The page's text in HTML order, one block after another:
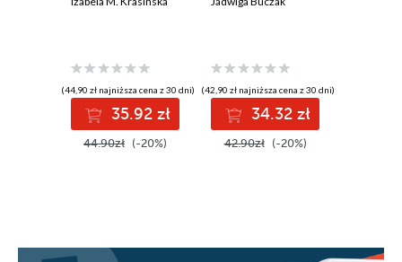
(44,90 zł najniższa cena z 30 dni)
35.92 zł
44.90zł (-20%)
(42,90 zł najniższa cena z 30 dni)
34.32 zł
42.90zł (-20%)